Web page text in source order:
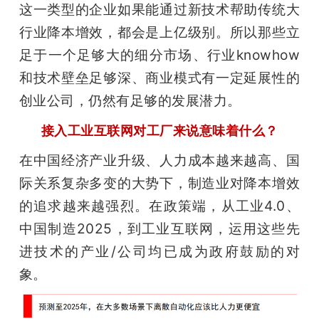
这一类型的企业如果能通过新技术帮助传统大
行业降本增效，都会是上亿级别。所以那些立
足于一个足够大的细分市场、行业knowhow
和技术壁垒足够深、商业模式有一定延展性的
创业公司，仍然有足够的发展潜力。
接入工业互联网对工厂来说意味着什么？
在中国经济产业升级、人力成本越来越高、国
际关系复杂多变的大势下，制造业对降本增效
的追求越来越强烈。在政策端，从工业4.0、
中国制造2025，到工业互联网，运用这些先
进技术的产业/公司均已成为政府鼓励的对
象。